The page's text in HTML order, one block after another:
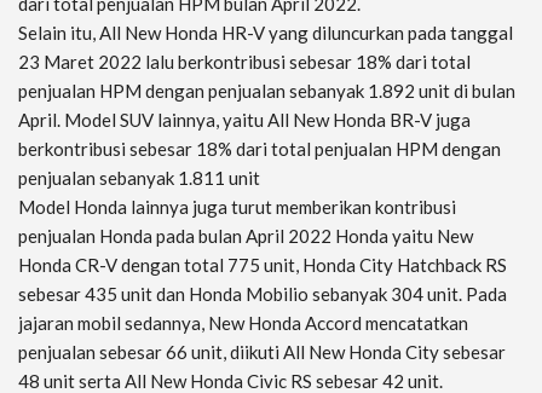
Selain itu, All New Honda HR-V yang diluncurkan pada tanggal
23 Maret 2022 lalu berkontribusi sebesar 18% dari total
penjualan HPM dengan penjualan sebanyak 1.892 unit di bulan
April. Model SUV lainnya, yaitu All New Honda BR-V juga
berkontribusi sebesar 18% dari total penjualan HPM dengan
penjualan sebanyak 1.811 unit
Model Honda lainnya juga turut memberikan kontribusi
penjualan Honda pada bulan April 2022 Honda yaitu New
Honda CR-V dengan total 775 unit, Honda City Hatchback RS
sebesar 435 unit dan Honda Mobilio sebanyak 304 unit. Pada
jajaran mobil sedannya, New Honda Accord mencatatkan
penjualan sebesar 66 unit, diikuti All New Honda City sebesar
48 unit serta All New Honda Civic RS sebesar 42 unit.